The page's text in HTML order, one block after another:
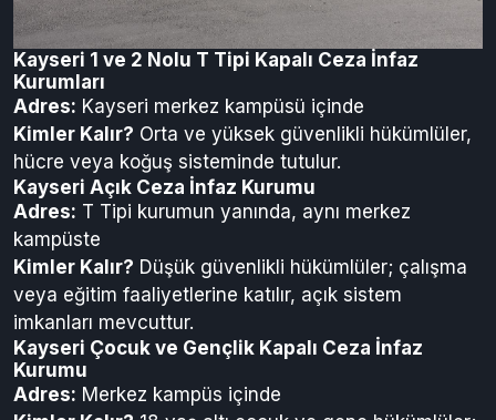
Kayseri 1 ve 2 Nolu T Tipi Kapalı Ceza İnfaz
Kurumları
Adres: Kayseri merkez kampüsü içinde
Kimler Kalır? Orta ve yüksek güvenlikli hükümlüler,
hücre veya koğuş sisteminde tutulur.
Kayseri Açık Ceza İnfaz Kurumu
Adres: T Tipi kurumun yanında, aynı merkez
kampüste
Kimler Kalır? Düşük güvenlikli hükümlüler; çalışma
veya eğitim faaliyetlerine katılır, açık sistem
imkanları mevcuttur.
Kayseri Çocuk ve Gençlik Kapalı Ceza İnfaz
Kurumu
Adres: Merkez kampüs içinde